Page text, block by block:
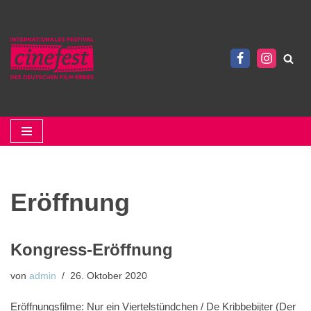
Zum
Inhalt
springen
Eröffnung
Kongress-Eröffnung
von admin 26. Oktober 2020
Eröffnungsfilme: Nur ein Viertelstündchen / De Kribbebijter (Der